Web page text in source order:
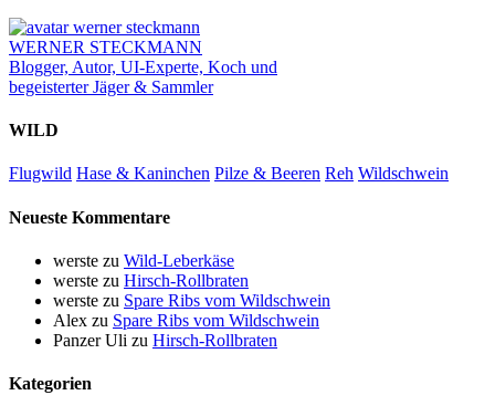
WERNER STECKMANN
Blogger, Autor, UI-Experte, Koch und
begeisterter Jäger & Sammler
WILD
Flugwild Hase & Kaninchen Pilze & Beeren Reh Wildschwein
Neueste Kommentare
werste zu Wild-Leberkäse
werste zu Hirsch-Rollbraten
werste zu Spare Ribs vom Wildschwein
Alex zu Spare Ribs vom Wildschwein
Panzer Uli zu Hirsch-Rollbraten
Kategorien